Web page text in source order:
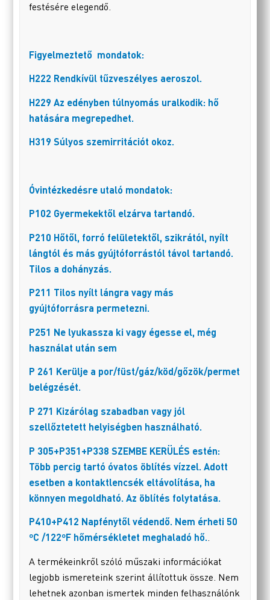
festésére elegendő.
Figyelmeztető mondatok:
H222 Rendkívül tűzveszélyes aeroszol.
H229 Az edényben túlnyomás uralkodik: hő
hatására megrepedhet.
H319 Súlyos szemirritációt okoz.
Óvintézkedésre utaló mondatok:
P102 Gyermekektől elzárva tartandó.
P210 Hőtől, forró felületektől, szikrától, nyílt
lángtól és más gyújtóforrástól távol tartandó.
Tilos a dohányzás.
P211 Tilos nyílt lángra vagy más
gyújtóforrásra permetezni.
P251 Ne lyukassza ki vagy égesse el, még
használat után sem
P 261 Kerülje a por/füst/gáz/köd/gőzök/permet
belégzését.
P 271 Kizárólag szabadban vagy jól
szellőztetett helyiségben használható.
P 305+P351+P338 SZEMBE KERÜLÉS estén:
Több percig tartó óvatos öblítés vízzel. Adott
esetben a kontaktlencsék eltávolítása, ha
könnyen megoldható. Az öblítés folytatása.
P410+P412 Napfénytől védendő. Nem érheti 50
ºC /122ºF hőmérsékletet meghaladó hő..
A termékeinkről szóló műszaki információkat
legjobb ismereteink szerint állítottuk össze. Nem
lehetnek azonban ismertek minden felhasználónk